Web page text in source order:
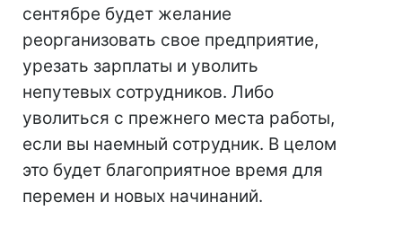
сентябре будет желание
реорганизовать свое предприятие,
урезать зарплаты и уволить
непутевых сотрудников. Либо
уволиться с прежнего места работы,
если вы наемный сотрудник. В целом
это будет благоприятное время для
перемен и новых начинаний.